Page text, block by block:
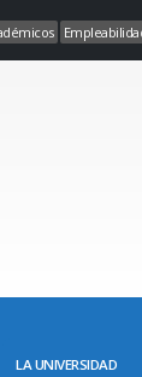
LA UNIVERSIDAD